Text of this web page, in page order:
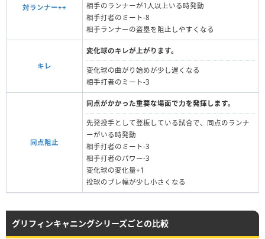
対ランナー++
相手のランナーが1人以上いる時発動
相手打者のミート-8
相手ランナーの盗塁を阻止しやすくなる
キレ
変化球のキレが上がります。
変化球の曲がり始めが少し遅くなる
相手打者のミート-3
同点阻止
同点がかかった重要な場面で力を発揮します。
先発投手として登板している試合で、同点のランナ
ーがいる時発動
相手打者のミート‐3
相手打者のパワー-3
変化球の変化量+1
投球のブレ幅が少し小さくなる
グリフィンキャニングシリーズごとの比較